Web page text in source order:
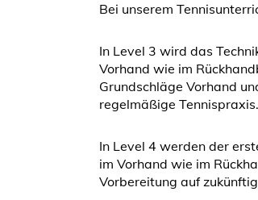
Bei unserem
In Level 3 wird das
Vorhand wie im
Grundschläge Vorhand
regelmäßige Tennispraxis.
In Level 4 werden der
im Vorhand wie im
Vorbereitung auf